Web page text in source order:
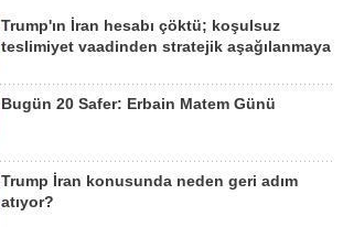
Trump'ın İran hesabı çöktü; koşulsuz
teslimiyet vaadinden stratejik aşağılanmaya
Bugün 20 Safer: Erbain Matem Günü
Trump İran konusunda neden geri adım
atıyor?